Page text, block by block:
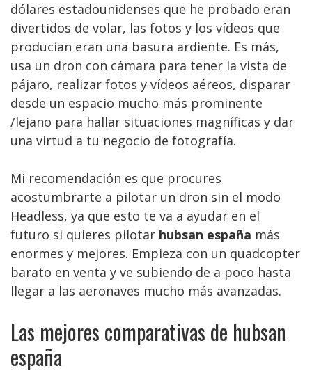
dólares estadounidenses que he probado eran
divertidos de volar, las fotos y los vídeos que
producían eran una basura ardiente. Es más,
usa un dron con cámara para tener la vista de
pájaro, realizar fotos y vídeos aéreos, disparar
desde un espacio mucho más prominente
/lejano para hallar situaciones magníficas y dar
una virtud a tu negocio de fotografía.
Mi recomendación es que procures
acostumbrarte a pilotar un dron sin el modo
Headless, ya que esto te va a ayudar en el
futuro si quieres pilotar hubsan españa más
enormes y mejores. Empieza con un quadcopter
barato en venta y ve subiendo de a poco hasta
llegar a las aeronaves mucho más avanzadas.
Las mejores comparativas de hubsan
españa